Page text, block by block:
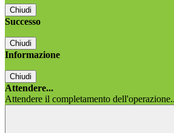
Chiudi
Successo
Chiudi
Informazione
Chiudi
Attendere...
Attendere il completamento